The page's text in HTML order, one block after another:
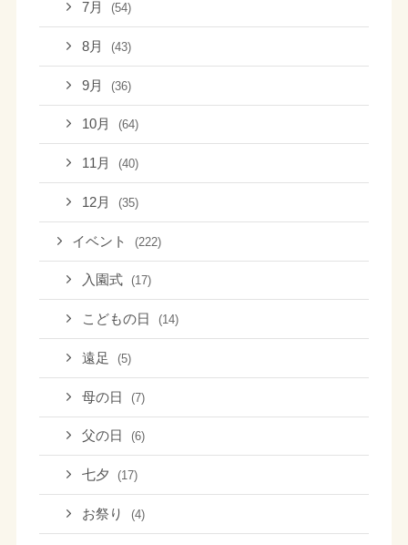
7月 (54)
8月 (43)
9月 (36)
10月 (64)
11月 (40)
12月 (35)
イベント (222)
入園式 (17)
こどもの日 (14)
遠足 (5)
母の日 (7)
父の日 (6)
七夕 (17)
お祭り (4)